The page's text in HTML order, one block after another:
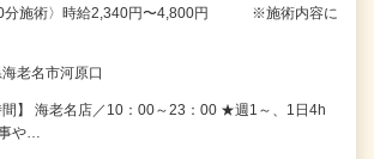
分施術〉時給2,340円〜4,800円 ※施術内容に
老名市河原口
間】 海老名店／10：00～23：00 ★週1～、1日4h
や…